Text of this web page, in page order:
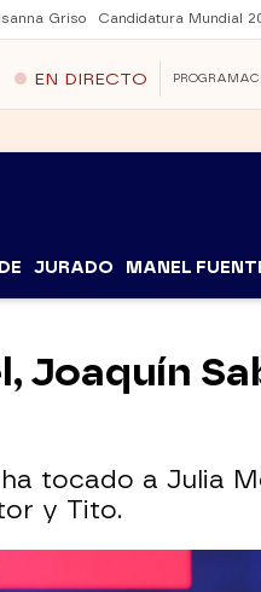
Griso Candidatura Mundial
EN DIRECTO
JURADO MANEL
Joaquín
tocado a Julia
y Tito.
el brillo de